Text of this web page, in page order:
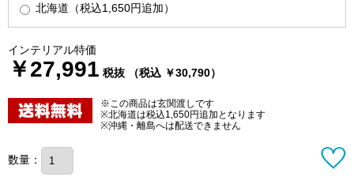
北海道（税込1,650円追加）
インテリアル特価
￥27,991 税抜 （税込 ￥30,790）
※この商品は玄関渡しです
※北海道は税込1,650円追加となります
※沖縄・離島へは配送できません
数量：